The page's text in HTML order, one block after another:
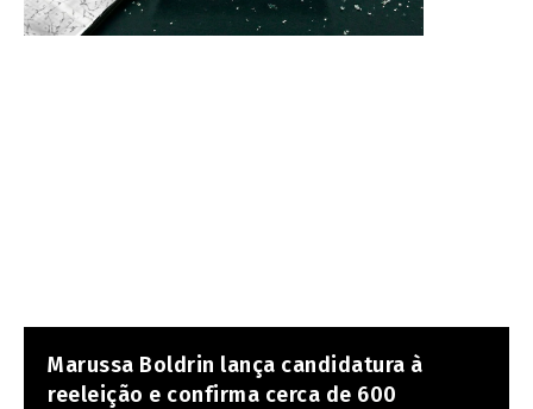
Marussa Boldrin lança candidatura à
reeleição e confirma cerca de 600